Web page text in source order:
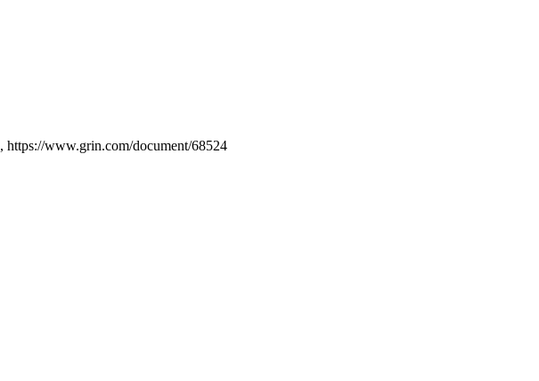
https://www.grin.com/document/68524